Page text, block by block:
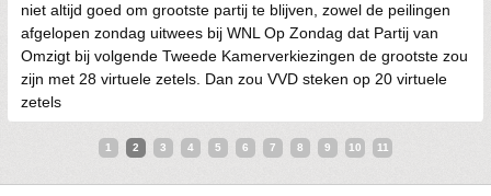
niet altijd goed om grootste partij te blijven, zowel de peilingen
afgelopen zondag uitwees bij WNL Op Zondag dat Partij van
Omzigt bij volgende Tweede Kamerverkiezingen de grootste zou
zijn met 28 virtuele zetels. Dan zou VVD steken op 20 virtuele
zetels
1 2 3 4 5 6 7 8 9 10 11